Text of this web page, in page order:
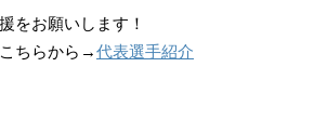
をお願いします！
ちらから→代表選手紹介